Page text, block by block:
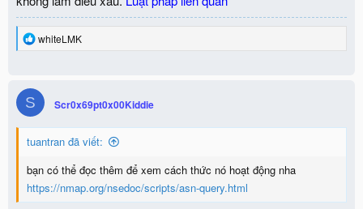
R
t
o
n
s
whiteLMK
S Scr0x69pt0x00Kiddie
tuantran đã viết:
bạn có thể đọc thêm để xem cách thức nó hoạt động nha
https://nmap.org/nsedoc/scripts/asn-query.html